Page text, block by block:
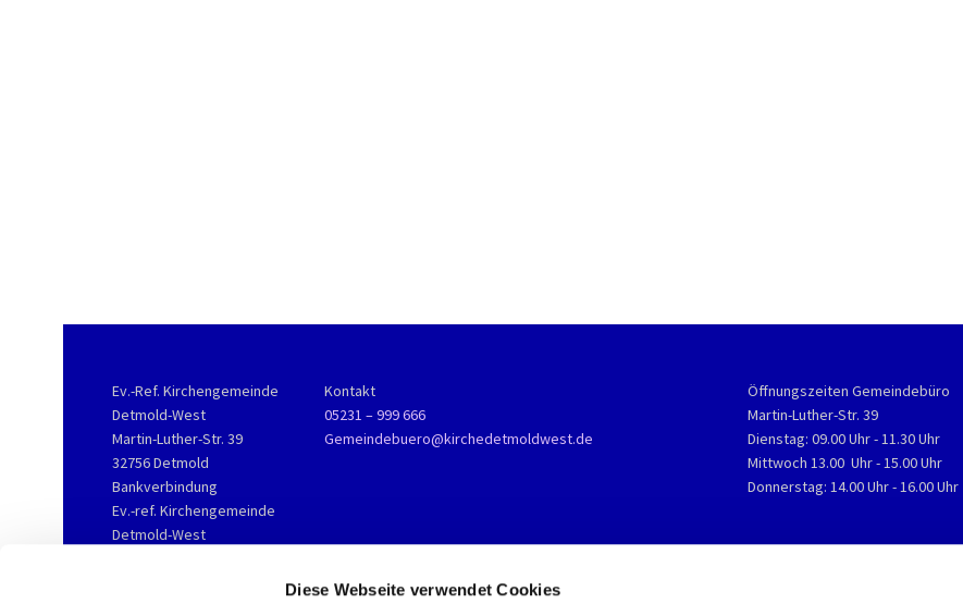
Diese Webseite verwendet Cookies
Ev.-Ref. Kirchengemeinde
Detmold-West
Martin-Luther-Str. 39
32756 Detmold
Bankverbindung
Ev.-ref. Kirchengemeinde
Detmold-West
Kontakt
05231 – 999 666
Gemeindebuero@kirchedetmoldwest.de
Öffnungszeiten Gemeindebüro
Martin-Luther-Str. 39
Dienstag: 09.00 Uhr - 11.30 Uhr
Mittwoch 13.00 Uhr - 15.00 Uhr
Donnerstag: 14.00 Uhr - 16.00 Uhr